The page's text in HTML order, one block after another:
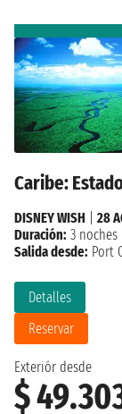
Caribe:
Exteriór desde
$
Detalles
Reservar
DISNEY WISH
28
Duración: 3 noches
Salida desde: Port